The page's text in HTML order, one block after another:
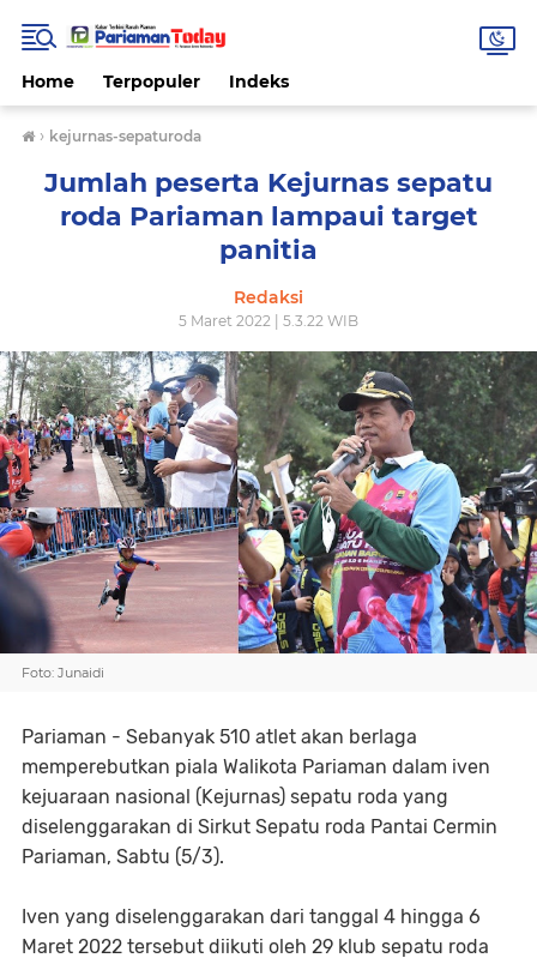
Home Terpopuler Indeks
› kejurnas-sepaturoda
Jumlah peserta Kejurnas sepatu
roda Pariaman lampaui target
panitia
Redaksi
5 Maret 2022 | 5.3.22 WIB
Foto: Junaidi
Pariaman - Sebanyak 510 atlet akan berlaga
memperebutkan piala Walikota Pariaman dalam iven
kejuaraan nasional (Kejurnas) sepatu roda yang
diselenggarakan di Sirkut Sepatu roda Pantai Cermin
Pariaman, Sabtu (5/3).
Iven yang diselenggarakan dari tanggal 4 hingga 6
Maret 2022 tersebut diikuti oleh 29 klub sepatu roda